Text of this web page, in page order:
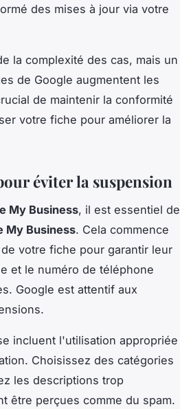
des mises à jour via votre
la complexité des cas, mais un
de Google augmentent les
de maintenir la conformité
votre fiche pour améliorer la
éviter la suspension
My Business, il est essentiel de
My Business. Cela commence
votre fiche pour garantir leur
et le numéro de téléphone
Google est attentif aux
incluent l'utilisation appropriée
Choisissez des catégories
les descriptions trop
être perçues comme du spam.